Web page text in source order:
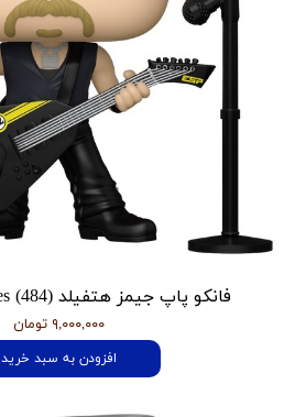
فانکو پاپ جیمز هتفیلد Metallica - James (484)
۹,۰۰۰,۰۰۰ تومان
افزودن به سبد خرید